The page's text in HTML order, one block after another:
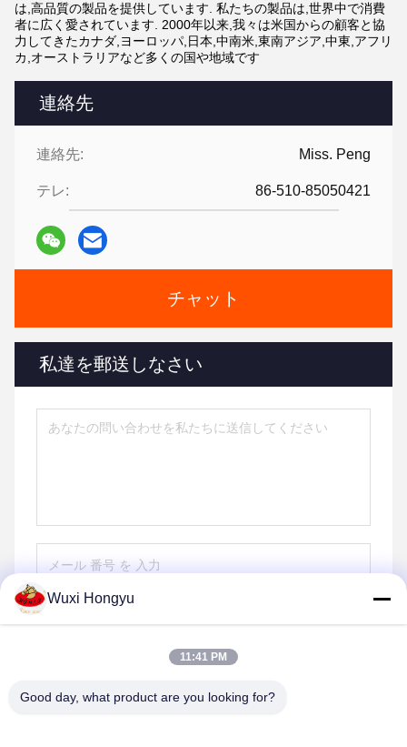
連絡先
連絡先: Miss. Peng
テレ: 86-510-85050421
チャット
私達を郵送しなさい
は,高品質の製品を提供しています. 私たちの製品は,世界中で消費
者に広く愛されています. 2000年以来,我々は米国からの顧客と協
力してきたカナダ,ヨーロッパ,日本,中南米,東南アジア,中東,アフリ
カ,オーストラリアなど多くの国や地域です
Wuxi Hongyu
11:41 PM
Good day, what product are you looking for?